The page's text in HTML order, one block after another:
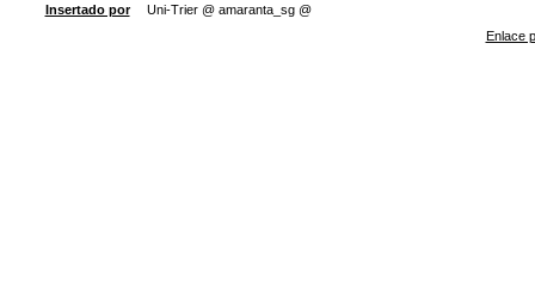
Insertado por
Uni-Trier @ amaranta_sg @
Enlace